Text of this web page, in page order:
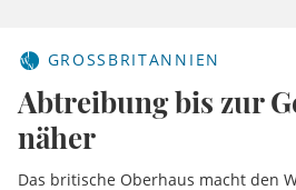
GROSSBRITANNIEN
Abtreibung bis zur
näher
Das britische Oberhaus macht den